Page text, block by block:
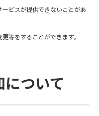
ビスが提供できないことがあ
等をすることができます。
ついて